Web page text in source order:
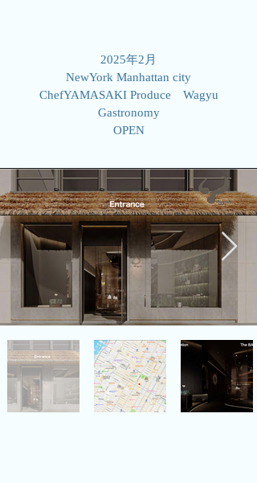
2025年2月
NewYork Manhattan city
​ChefYAMASAKI Produce Wagyu
Gastronomy
OPEN